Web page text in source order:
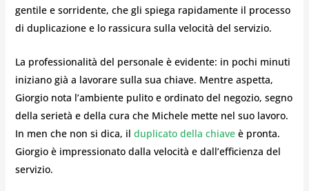
gentile e sorridente, che gli spiega rapidamente il processo
di duplicazione e lo rassicura sulla velocità del servizio.
La professionalità del personale è evidente: in pochi minuti
iniziano già a lavorare sulla sua chiave. Mentre aspetta,
Giorgio nota l’ambiente pulito e ordinato del negozio, segno
della serietà e della cura che Michele mette nel suo lavoro.
In men che non si dica, il duplicato della chiaveè pronta.
Giorgio è impressionato dalla velocità e dall’efficienza del
servizio.